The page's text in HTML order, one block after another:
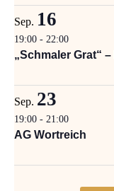
Sep. 16
19:00 - 22:00
„Schmaler Grat“
Sep. 23
19:00 - 21:00
AG Wortreich